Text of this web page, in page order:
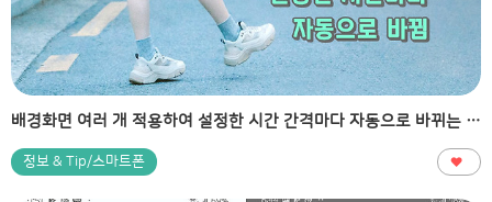
배경화면 여러 개 적용하여 설정한 시간 간격마다 자동으로 바뀌는 앱 소개
정보 & Tip/스마트폰